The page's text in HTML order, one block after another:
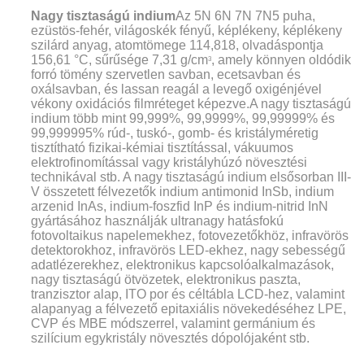
Nagy tisztaságú indiumAz 5N 6N 7N 7N5 puha,
ezüstös-fehér, világoskék fényű, képlékeny, képlékeny
szilárd anyag, atomtömege 114,818, olvadáspontja
156,61 °C, sűrűsége 7,31 g/cm3, amely könnyen oldódik
forró tömény szervetlen savban, ecetsavban és
oxálsavban, és lassan reagál a levegő oxigénjével
vékony oxidációs filmréteget képezve.A nagy tisztaságú
indium több mint 99,999%, 99,9999%, 99,99999% és
99,999995% rúd-, tuskó-, gomb- és kristályméretig
tisztítható fizikai-kémiai tisztítással, vákuumos
elektrofinomítással vagy kristályhúzó növesztési
technikával stb. A nagy tisztaságú indium elsősorban III-
V összetett félvezetők indium antimonid InSb, indium
arzenid InAs, indium-foszfid InP és indium-nitrid InN
gyártásához használják ultranagy hatásfokú
fotovoltaikus napelemekhez, fotovezetőkhöz, infravörös
detektorokhoz, infravörös LED-ekhez, nagy sebességű
adatlézerekhez, elektronikus kapcsolóalkalmazások,
nagy tisztaságú ötvözetek, elektronikus paszta,
tranzisztor alap, ITO por és céltábla LCD-hez, valamint
alapanyag a félvezető epitaxiális növekedéséhez LPE,
CVP és MBE módszerrel, valamint germánium és
szilícium egykristály növesztés dópolójaként stb.